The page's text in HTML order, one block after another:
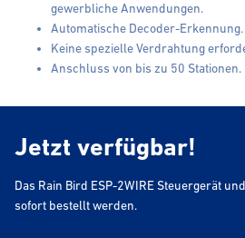
gewerbliche Anwendungen.
Automatische Decoder-Erkennung.
Keine spezielle Verdrahtung
Anschluss von bis zu 50 Stationen.
Jetzt verfügbar!
Das Rain Bird ESP-2WIRE Steuergerät
sofort bestellt werden.